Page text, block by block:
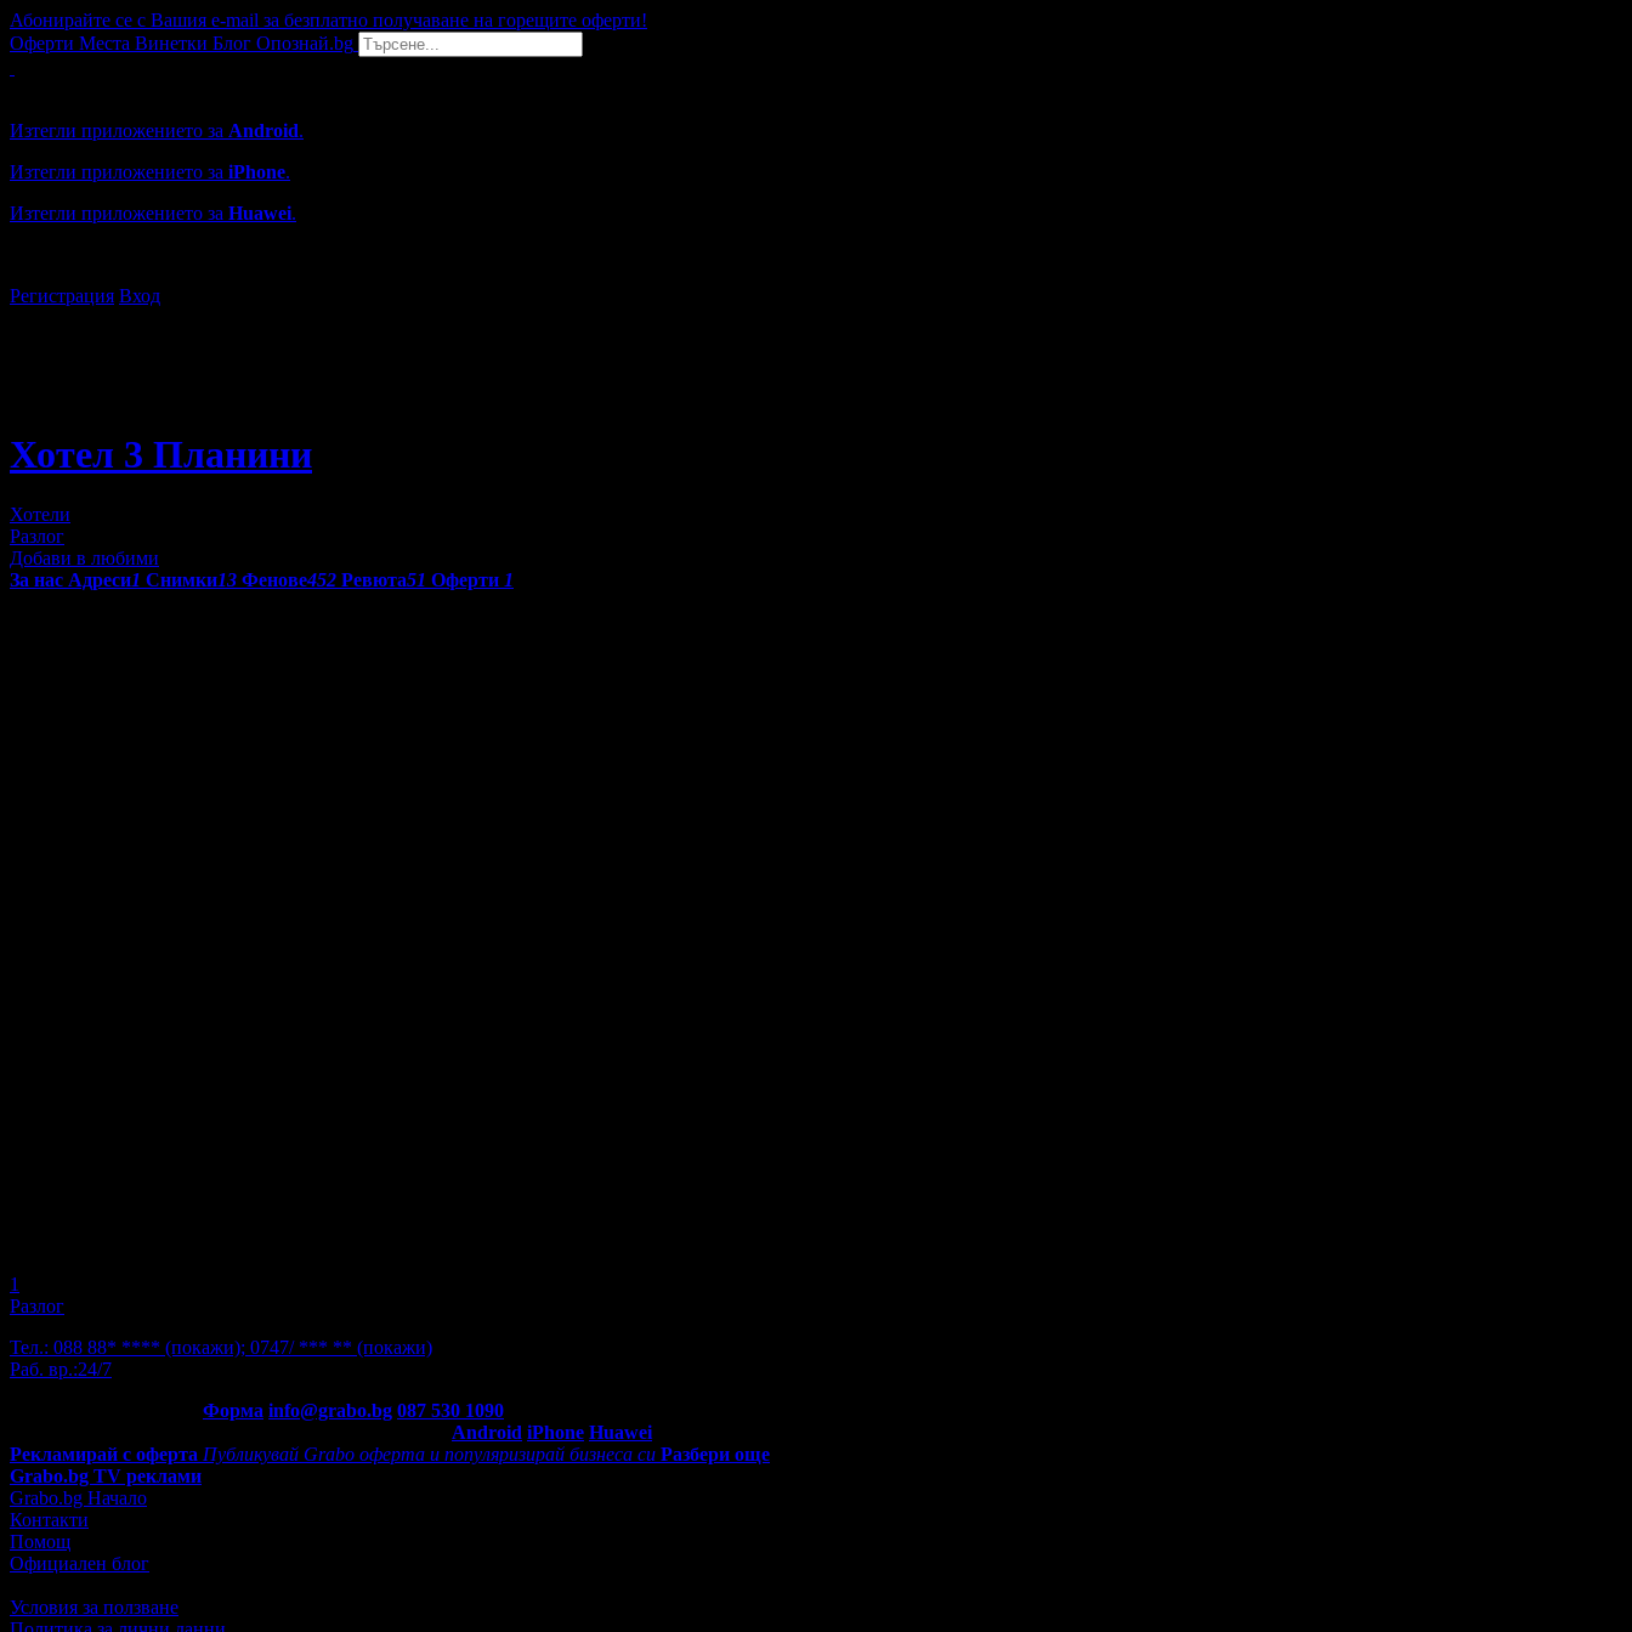
Абонирайте се с Вашия e-mail за безплатно получаване на горещите оферти!
Оферти Места Винетки Блог Опознай.bg
Изтегли приложението за Android.
Изтегли приложението за iPhone.
Изтегли приложението за Huawei.
Регистрация Вход
Хотел 3 Планини
Хотели
Разлог
Добави в любими
За нас Адреси1 Снимки13 Фенове452 Ревюта51 Оферти 1
1
Разлог
Тел.: 088 88* **** (покажи); 0747/ *** ** (покажи)
Раб. вр.:24/7
Форма info@grabo.bg 087 530 1090
Android iPhone Huawei
Рекламирай с оферта Публикувай Grabo оферта и популяризирай бизнеса си Разбери още
Grabo.bg TV реклами
Grabo.bg Начало
Контакти
Помощ
Официален блог
Условия за ползване